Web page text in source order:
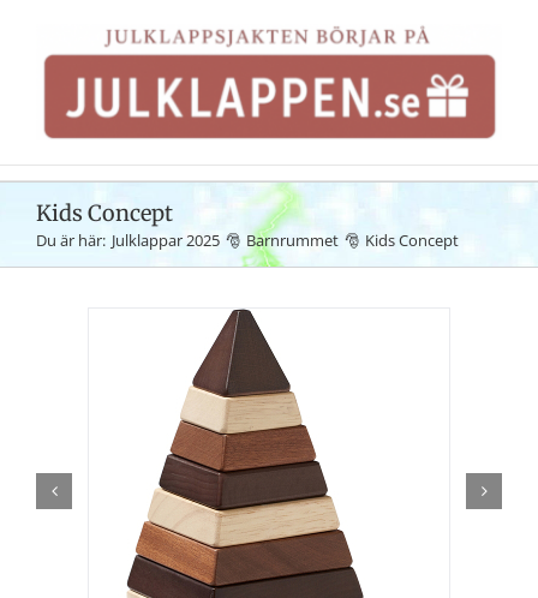
innehållet
Kids Concept
Du är här: Julklappar 2025 Barnrummet Kids Concept